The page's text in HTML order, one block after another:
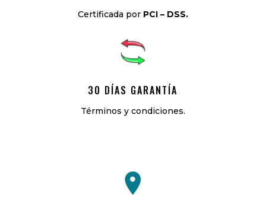
Certificada por PCI – DSS.
30 DÍAS GARANTÍA
Términos y condiciones.